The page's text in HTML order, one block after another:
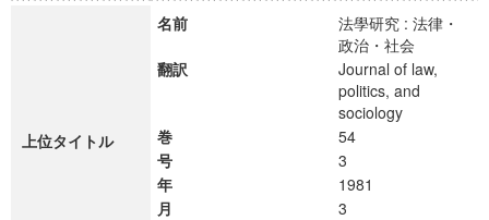
上位タイトル
名前
法學研究 : 法律・
政治・社会
翻訳
Journal of law,
politics, and
sociology
巻
54
号
3
年
1981
月
3